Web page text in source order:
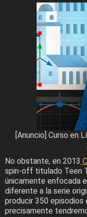
[Anuncio] Curso en
No obstante, en 2013
spin-off titulado Teen
únicamente enfocada
diferente a la serie
producir 350 episodios
precisamente